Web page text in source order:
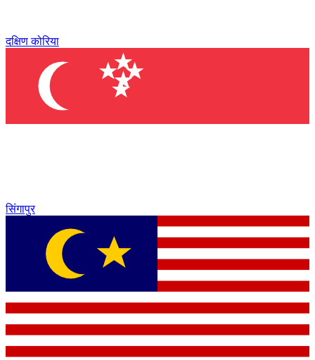
दक्षिण कोरिया
सिंगापुर